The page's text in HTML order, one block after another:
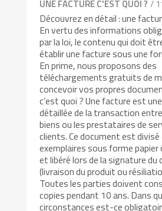
UNE FACTURE C'EST QUOI ? /
Découvrez en détail : une
En vertu des informations
par la loi, le contenu qui doit
établir une facture sous une
En prime, nous proposons des
téléchargements gratuits de
concevoir vos propres
c’est quoi ? Une facture est
détaillée de la transaction
biens ou les prestataires de
clients. Ce document est divisé
exemplaires sous forme papier
et libéré lors de la signature
(livraison du produit ou
Toutes les parties doivent
copies pendant 10 ans. Dans
circonstances est-ce